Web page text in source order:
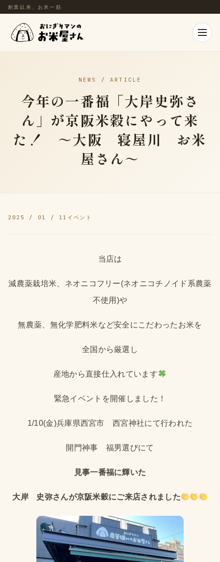
創業以来、お米一筋
NEWS / ARTICLE
今年の一番福「大岸史弥さ
ん」が京阪米穀にやって来
た！ ～大阪 寝屋川 お米
屋さん～
2025 / 01 / 11 イベント
当店は
減農薬栽培米、ネオニコフリー(ネオニコチノイド系農薬
不使用)や
無農薬、無化学肥料米など安全にこだわったお米を
全国から厳選し
産地から直接仕入れています
緊急イベントを開催しました！
1/10(金)兵庫県西宮市 西宮神社にて行われた
開門神事 福男選びにて
見事一番福に輝いた
大岸 史弥さんが京阪米穀にご来店されました